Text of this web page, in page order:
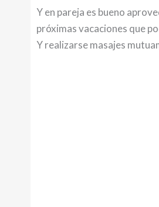
Y en pareja es bueno
próximas vacaciones que
Y realizarse masajes